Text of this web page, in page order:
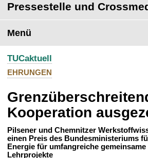
m
H
i
e
a
u
f
r
u
f
e
Pressestelle und
Menü
TUCaktuell
EHRUNGEN
Kooperation
Pilsener und Chemnitzer
einen Preis des Bundesministeriums
Energie für umfangreiche
Lehrprojekte